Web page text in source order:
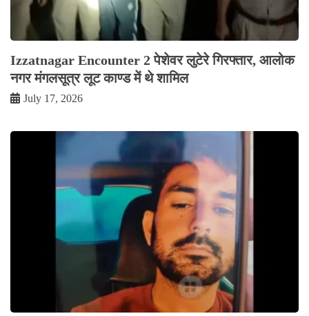
Izzatnagar Encounter 2 पेशेवर लुटेरे गिरफ्तार, आलोक
नगर मंगलसूत्र लूट काण्‍ड में थे शामिल
July 17, 2026